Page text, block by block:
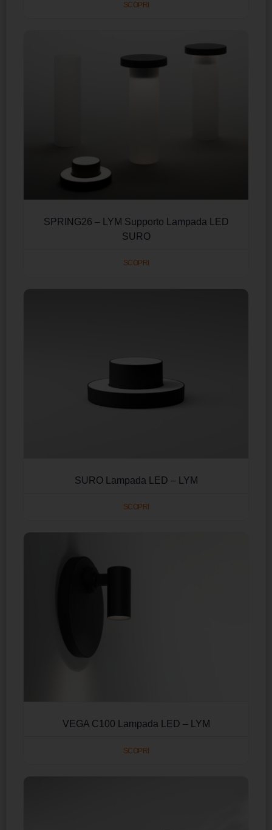
SCOPRI
SPRING26 – LYM Supporto Lampada LED
SURO
SCOPRI
SURO Lampada LED – LYM
SCOPRI
VEGA C100 Lampada LED – LYM
SCOPRI